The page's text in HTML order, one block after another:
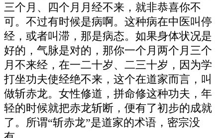
三个月、四个月月经不来，就非恭喜你不
可。不过有时候是病啊。这种病在中医叫停
经，或者叫滞，那是病态。如果身体状况是
好的，气脉是对的，那你一个月两个月三个
月不来经，在一二十岁、二三十岁，因为学
打坐功夫使经绝不来，这个在道家而言，叫
做斩赤龙。女性修道，拼命修这种功夫，年
轻的时候就把赤龙斩断，便有了初步的成就
了。所谓“斩赤龙”是道家的术语，密宗没